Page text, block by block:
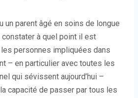
un parent âgé en soins de longue
à quel point il est
personnes impliquées dans
– en particulier avec toutes les
qui sévissent aujourd’hui –
capacité de passer par tous les